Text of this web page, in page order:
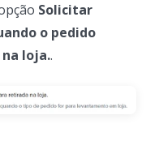
Solicitar
o pedido
loja..